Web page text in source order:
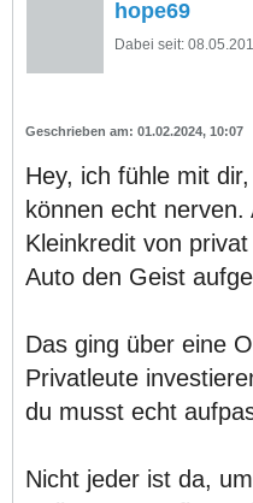
hope69
Dabei seit:
01.02.2024, 10:07
Hey, ich fühle mit
können echt
Kleinkredit von
Auto den Geist
Das ging über eine
Privatleute
du musst echt
Nicht jeder ist da,